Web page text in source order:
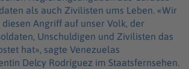
als auch Zivilisten ums Leben. «Wir
Angriff auf unser Volk, der
Unschuldigen und Zivilisten das
hat», sagte Venezuelas
Delcy Rodríguez im Staatsfernsehen.